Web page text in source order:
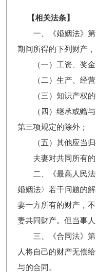
【相关法条】
一、《婚姻法》第
期间所得的下列财产
（一）工资、奖金
（二）生产、经营
（三）知识产权的
（四）继承或赠与
第三项规定的除外；
（五）其他应当归
夫妻对共同所有的
二、《最高人民法
婚姻法〉若干问题的
妻一方所有的财产，
妻共同财产。但当事人
三、《合同法》第
人将自己的财产无偿
与的合同。